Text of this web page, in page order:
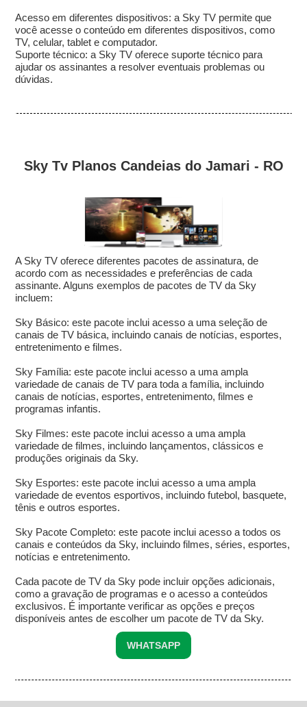
Acesso em diferentes dispositivos: a Sky TV permite que
você acesse o conteúdo em diferentes dispositivos, como
TV, celular, tablet e computador.
Suporte técnico: a Sky TV oferece suporte técnico para
ajudar os assinantes a resolver eventuais problemas ou
dúvidas.
Sky Tv Planos Candeias do Jamari - RO
A Sky TV oferece diferentes pacotes de assinatura, de
acordo com as necessidades e preferências de cada
assinante. Alguns exemplos de pacotes de TV da Sky
incluem:
Sky Básico: este pacote inclui acesso a uma seleção de
canais de TV básica, incluindo canais de notícias, esportes,
entretenimento e filmes.
Sky Família: este pacote inclui acesso a uma ampla
variedade de canais de TV para toda a família, incluindo
canais de notícias, esportes, entretenimento, filmes e
programas infantis.
Sky Filmes: este pacote inclui acesso a uma ampla
variedade de filmes, incluindo lançamentos, clássicos e
produções originais da Sky.
Sky Esportes: este pacote inclui acesso a uma ampla
variedade de eventos esportivos, incluindo futebol, basquete,
tênis e outros esportes.
Sky Pacote Completo: este pacote inclui acesso a todos os
canais e conteúdos da Sky, incluindo filmes, séries, esportes,
notícias e entretenimento.
Cada pacote de TV da Sky pode incluir opções adicionais,
como a gravação de programas e o acesso a conteúdos
exclusivos. É importante verificar as opções e preços
disponíveis antes de escolher um pacote de TV da Sky.
WHATSAPP